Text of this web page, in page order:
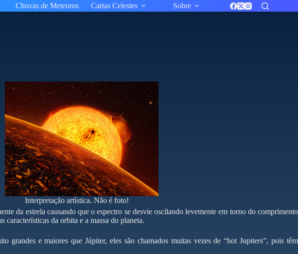
Chuvas de Meteoros Cartas Celestes Sobre
Interpretação artística. Não é foto!
da estrela causando que o espectro se desvie oscilando levemente em torno do comprimento
características da orbita e a massa do planeta.
grandes e maiores que Júpiter, eles são chamados muitas vezes de “hot Jupiters”, pois têm